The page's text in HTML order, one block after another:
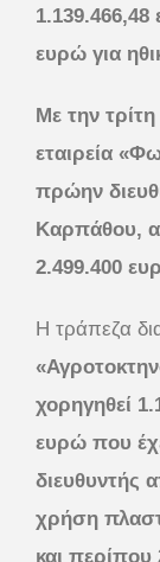
1.139.466,48
ευρώ για
Με την
εταιρεία
πρώην
Καρπάθου,
2.499.400
Η τράπεζα
χορηγηθεί
ευρώ που
διευθυντής
χρήση
και